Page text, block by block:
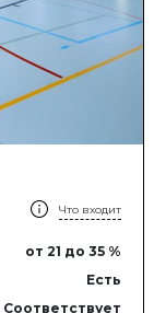
Что входит
от 21 до 35 %
Есть
Соответствует